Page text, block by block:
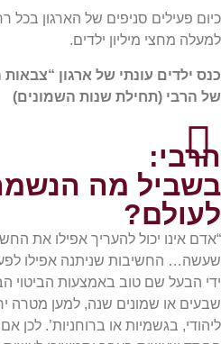
כיום פעילים סניפים של הארגון
למעלה מחצי מיליון ילדים.
כנס ילדים עונתי של ארגון
של הרבי (תחילת שנות השמונים)
הרבי:
בשביל מה
לעולם?
“אדם אינו יכול להעריך אפילו את
שעשה… החשיבות שניתנה אפילו
ידי הבעל שם טוב באמצעות הביטוי
שבעים או שמונים שנה, למען מטרה
ליהודי, בגשמיות או ברוחניות’. לכן